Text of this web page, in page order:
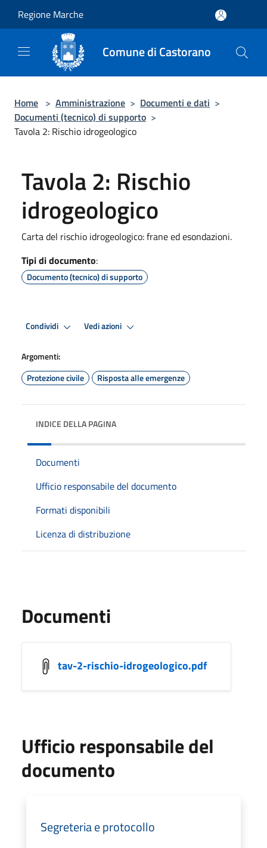
Regione Marche
Comune di Castorano
Home > Amministrazione > Documenti e dati >
Documenti (tecnico) di supporto >
Tavola 2: Rischio idrogeologico
Tavola 2: Rischio
idrogeologico
Carta del rischio idrogeologico: frane ed esondazioni.
Tipi di documento:
Documento (tecnico) di supporto
Condividi Vedi azioni
Argomenti:
Protezione civile
Risposta alle emergenze
INDICE DELLA PAGINA
Documenti
Ufficio responsabile del documento
Formati disponibili
Licenza di distribuzione
Documenti
tav-2-rischio-idrogeologico.pdf
Ufficio responsabile del
documento
Segreteria e protocollo